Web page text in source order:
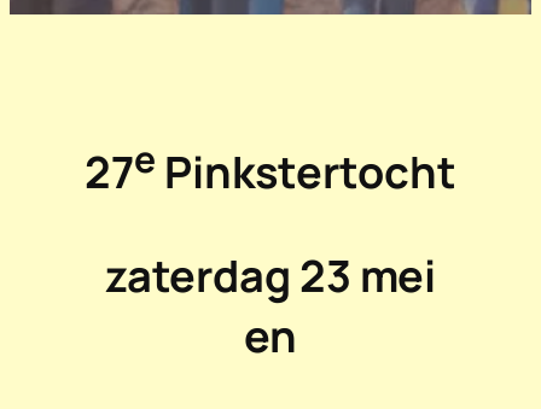
27e Pinkstertocht
zaterdag 23 mei
en